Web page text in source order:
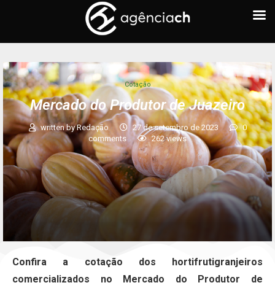
Cotação
Mercado do Produtor de Juazeiro
written byRedação 27 de setembro de 2023
0
comments
262views
Confira a cotação dos hortifrutigranjeiros
comercializados no Mercado do Produtor de